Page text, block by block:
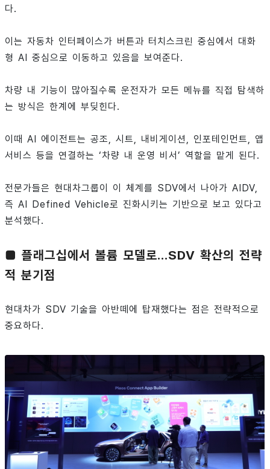
다.
이는 자동차 인터페이스가 버튼과 터치스크린 중심에서 대화
형 AI 중심으로 이동하고 있음을 보여준다.
차량 내 기능이 많아질수록 운전자가 모든 메뉴를 직접 탐색하
는 방식은 한계에 부딪힌다.
이때 AI 에이전트는 공조, 시트, 내비게이션, 인포테인먼트, 앱
서비스 등을 연결하는 ‘차량 내 운영 비서’ 역할을 맡게 된다.
전문가들은 현대차그룹이 이 체계를 SDV에서 나아가 AIDV,
즉 AI Defined Vehicle로 진화시키는 기반으로 보고 있다고
분석했다.
■ 플래그십에서 볼륨 모델로…SDV 확산의 전략
적 분기점
현대차가 SDV 기술을 아반떼에 탑재했다는 점은 전략적으로
중요하다.